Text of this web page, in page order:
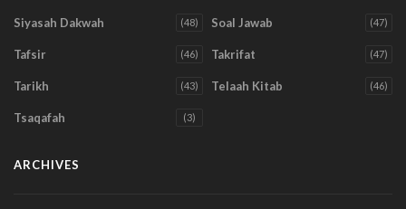
Siyasah Dakwah (48) Soal Jawab (47)
Tafsir (46) Takrifat (47)
Tarikh (43) Telaah Kitab (46)
Tsaqafah (3)
ARCHIVES